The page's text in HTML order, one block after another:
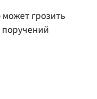
может грозить